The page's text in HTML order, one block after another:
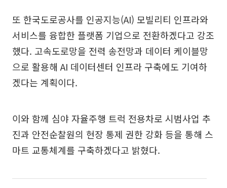
또 한국도로공사를 인공지능(AI) 모빌리티 인프라와
서비스를 융합한 플랫폼 기업으로 전환하겠다고 강조
했다. 고속도로망을 전력 송전망과 데이터 케이블망
으로 활용해 AI 데이터센터 인프라 구축에도 기여하
겠다는 계획이다.
이와 함께 심야 자율주행 트럭 전용차로 시범사업 추
진과 안전순찰원의 현장 통제 권한 강화 등을 통해 스
마트 교통체계를 구축하겠다고 밝혔다.